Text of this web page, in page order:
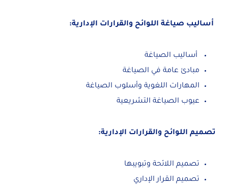
أساليب صياغة اللوائح والقرارات الإدارية:
أساليب الصياغة
مبادئ عامة في الصياغة
المهارات اللغوية وأسلوب الصياغة
عيوب الصياغة التشريعية
تصميم اللوائح والقرارات الإدارية:
تصميم اللائحة وتبويبها
تصميم القرار الإداري